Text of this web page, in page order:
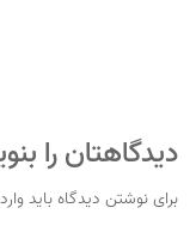
دیدگاهتان را
برای نوشتن دیدگاه باید